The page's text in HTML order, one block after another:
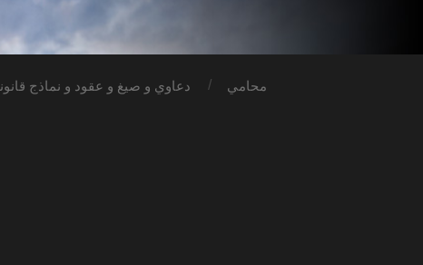
محامي دعاوي و صيغ و عقود و نماذج